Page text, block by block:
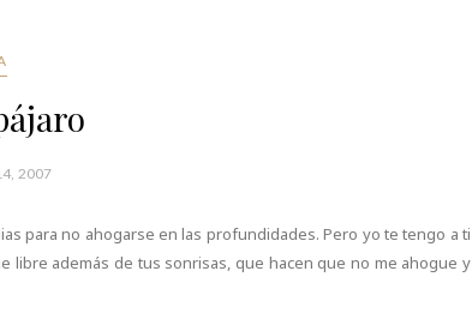
2007
para no ahogarse en las profundidades. Pero yo te tengo a ti
libre además de tus sonrisas, que hacen que no me ahogue y